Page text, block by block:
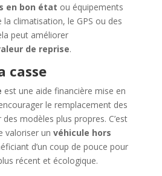
en bon état ou équipements
climatisation, le GPS ou des
peut améliorer
de reprise.
casse
est une aide financière mise en
le remplacement des
modèles plus propres. C’est
valoriser un véhicule hors
d’un coup de pouce pour
récent et écologique.